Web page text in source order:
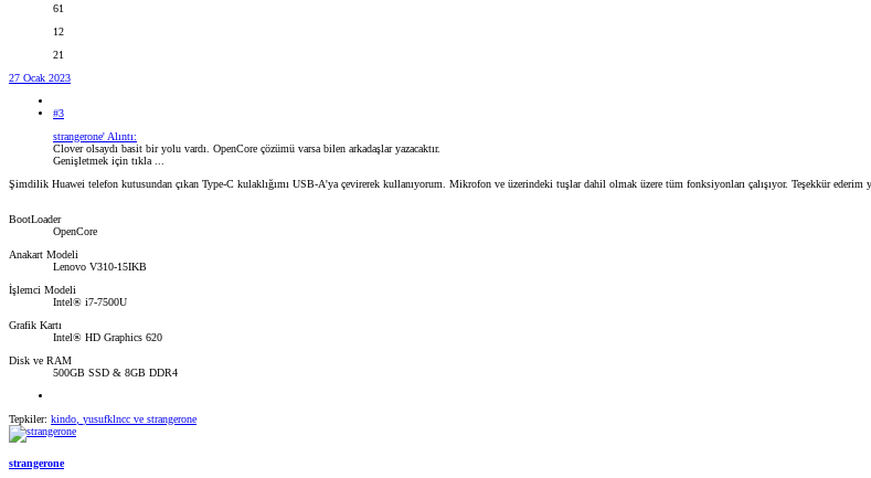
61
12
21
27 Ocak 2023
#3
strangerone' Alıntı:
Clover olsaydı basit bir yolu vardı. OpenCore çözümü varsa bilen arkadaşlar yazacaktır.
Genişletmek için tıkla ...
Şimdilik Huawei telefon kutusundan çıkan Type-C kulaklığımı USB-A'ya çevirerek kullanıyorum. Mikrofon ve üzerindeki tuşlar dahil olmak üzere tüm fonksiyonları çalışıyor. Teşekkür ederim
BootLoader
OpenCore
Anakart Modeli
Lenovo V310-15IKB
İşlemci Modeli
Intel® i7-7500U
Grafik Kartı
Intel® HD Graphics 620
Disk ve RAM
500GB SSD & 8GB DDR4
Tepkiler: kindo yusufklncc ve strangerone
strangerone